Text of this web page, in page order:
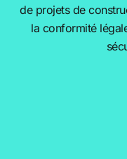
de projets de
la conformité